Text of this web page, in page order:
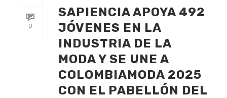
0
SAPIENCIA APOYA 492
JÓVENES EN LA
INDUSTRIA DE LA
MODA Y SE UNE A
COLOMBIAMODA 2025
CON EL PABELLÓN DEL